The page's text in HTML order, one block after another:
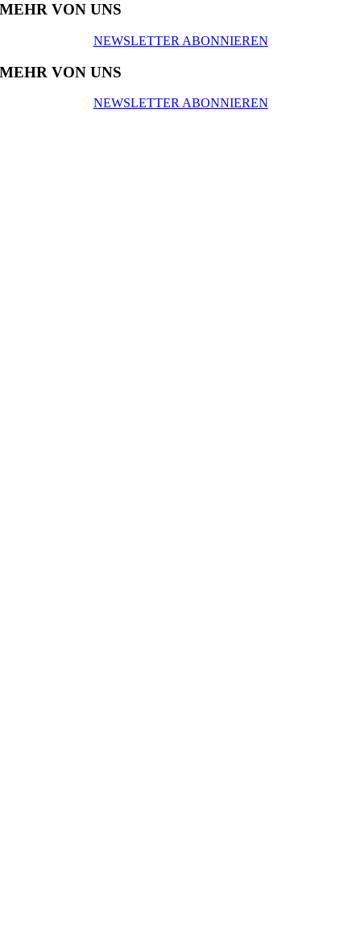
MEHR VON UNS
NEWSLETTER ABONNIEREN
MEHR VON UNS
NEWSLETTER ABONNIEREN